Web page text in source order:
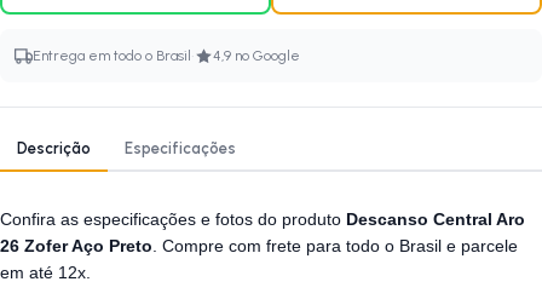
Entrega em todo o Brasil · 4,9 no Google
Descrição Especificações
Confira as especificações e fotos do produto Descanso Central Aro
26 Zofer Aço Preto . Compre com frete para todo o Brasil e parcele
em até 12x.